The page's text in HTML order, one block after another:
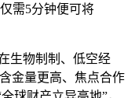
需5分钟便可将
生物制制、低空经
金量更高、焦点合作